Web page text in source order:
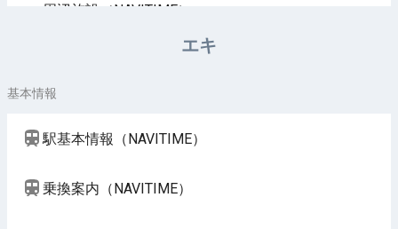
周辺施設（NAVITIME）
エキ
基本情報
駅基本情報（NAVITIME）
乗換案内（NAVITIME）